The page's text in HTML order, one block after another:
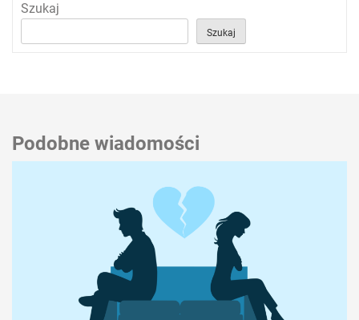
Szukaj
Szukaj
Podobne wiadomości